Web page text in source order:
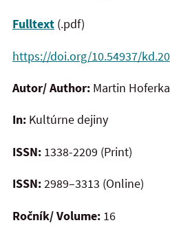
Fulltext (.pdf)
https://doi.org/10.54937/
Autor/ Author: Martin Hoferka
In: Kultúrne dejiny
ISSN: 1338-2209 (Print)
ISSN:2989–3313 (Online)
Ročník/ Volume: 16